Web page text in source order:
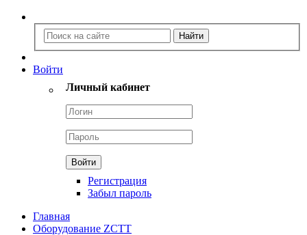
Войти
Личный кабинет
Регистрация
Забыл пароль
Главная
Оборудование ZCTT